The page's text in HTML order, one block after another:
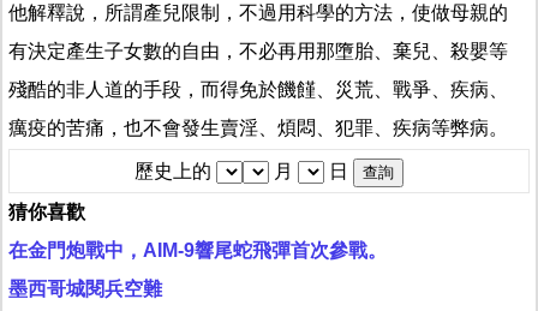
他解釋說，所謂產兒限制，不過用科學的方法，使做母親的
有決定產生子女數的自由，不必再用那墮胎、棄兒、殺嬰等
殘酷的非人道的手段，而得免於饑饉、災荒、戰爭、疾病、
癘疫的苦痛，也不會發生賣淫、煩悶、犯罪、疾病等弊病。
歷史上的 月 日
猜你喜歡
在金門炮戰中，AIM-9響尾蛇飛彈首次參戰。
墨西哥城閱兵空難